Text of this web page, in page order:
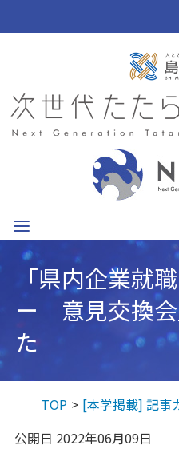
「県内企業就
ー 意見交換会
た
TOP [本学掲載] 記事
公開日 2022年06月09日